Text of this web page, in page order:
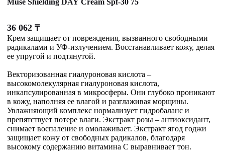
Muse Shielding DAY Cream Spf-30 75
36 062 ₸
Крем защищает от повреждения, вызванного свободными
радикалами и УФ-излучением. Восстанавливает кожу, делая
ее упругой и подтянутой.
Векторизованная гиалуроновая кислота –
высокомолекулярная гиалуроновая кислота,
инкапсулированная в микросферы. Они глубоко проникают
в кожу, наполняя ее влагой и разглаживая морщины.
Увлажняющий комплекс нормализует гидробаланс и
препятствует потере влаги. Экстракт розы – антиоксидант,
снимает воспаление и омолаживает. Экстракт ягод годжи
защищает кожу от свободных радикалов, благодаря
высокому содержанию витамина С выравнивает тон.